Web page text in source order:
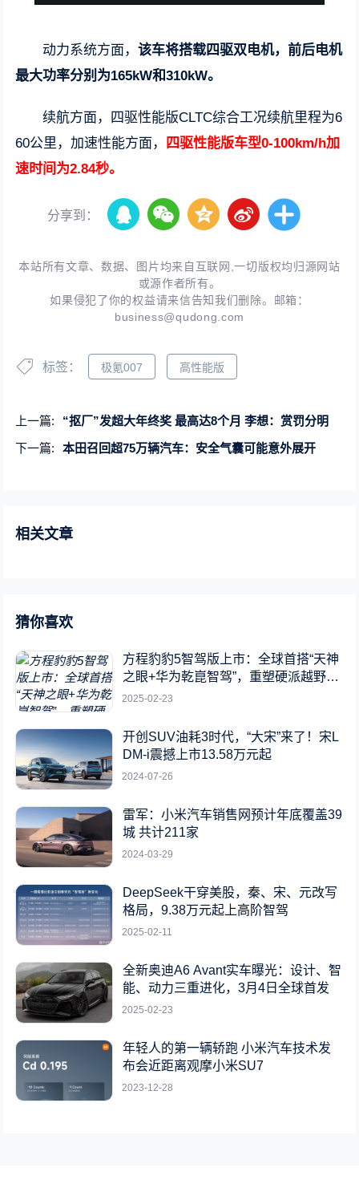
动力系统方面，该车将搭载四驱双电机，前后电机
最大功率分别为165kW和310kW。
续航方面，四驱性能版CLTC综合工况续航里程为6
60公里，加速性能方面，
四驱性能版车型0-100km/h加
速时间为2.84秒。
分享到：
本站所有文章、数据、图片均来自互联网,一切版权均归源网站
或源作者所有。
如果侵犯了你的权益请来信告知我们删除。邮箱：
business@qudong.com
标签： 极氪007 高性能版
上一篇:
“抠厂”发超大年终奖 最高达8个月 李想：赏罚分明
下一篇:
本田召回超75万辆汽车：安全气囊可能意外展开
相关文章
猜你喜欢
方程豹豹5智驾版上市：全球首搭“天神
之眼+华为乾崑智驾”，重塑硬派越野新
标杆
2025-02-23
开创SUV油耗3时代，“大宋”来了！宋L
DM-i震撼上市13.58万元起
2024-07-26
雷军：小米汽车销售网预计年底覆盖39
城 共计211家
2024-03-29
DeepSeek干穿美股，秦、宋、元改写
格局，9.38万元起上高阶智驾
2025-02-11
全新奥迪A6 Avant实车曝光：设计、智
能、动力三重进化，3月4日全球首发
2025-02-23
年轻人的第一辆轿跑 小米汽车技术发
布会近距离观摩小米SU7
2023-12-28